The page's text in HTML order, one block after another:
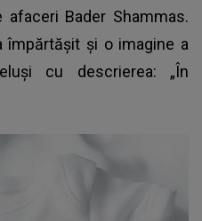
Bader Shammas.
împărtășit și o imagine a
cu descrierea: „În